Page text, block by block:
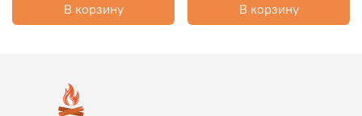
В корзину В корзину